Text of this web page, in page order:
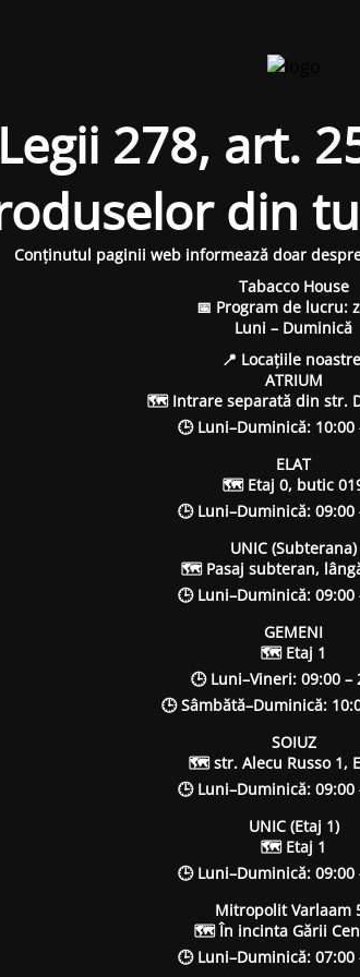
278, art.
din
Conținutul paginii web informează doar
Tabacco House
📅 Program de lucru:
Luni – Duminică
📍 Locațiile
ATRIUM
🗺 Intrare separată din str.
🕒 Luni–Duminică: 10:00
ELAT
🗺 Etaj 0, butic
🕒 Luni–Duminică: 09:00
UNIC (Subterana)
🗺 Pasaj subteran,
🕒 Luni–Duminică: 09:00
GEMENI
🗺 Etaj 1
🕒 Luni–Vineri: 09:00 –
🕒 Sâmbătă–Duminică:
SOIUZ
🗺 str. Alecu Russo 1,
🕒 Luni–Duminică: 09:00
UNIC (Etaj 1)
🗺 Etaj 1
🕒 Luni–Duminică: 09:00
Mitropolit Varlaam
🗺 În incinta Gării
🕒 Luni–Duminică: 07:00